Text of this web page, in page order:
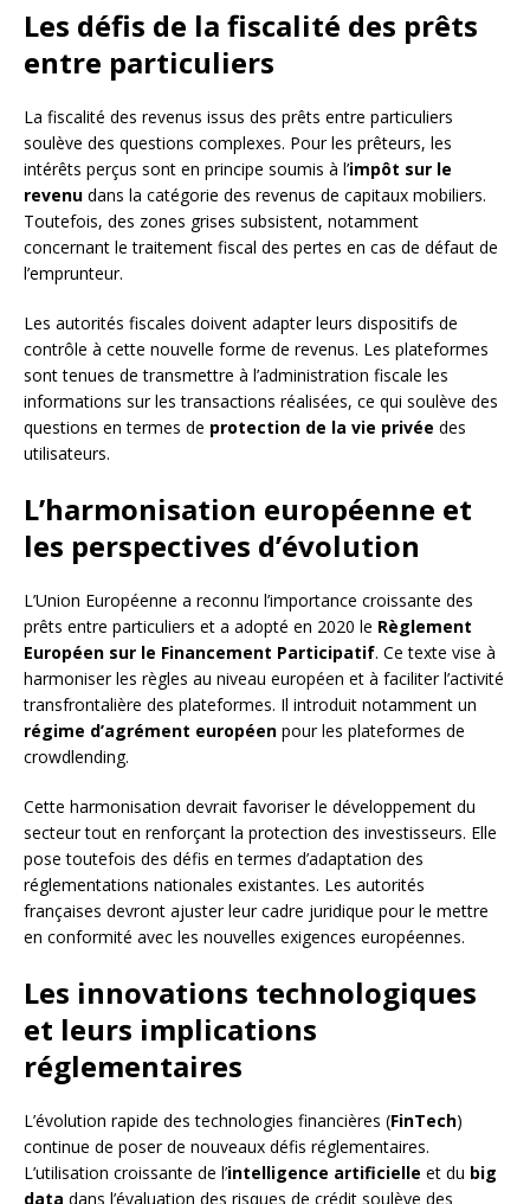
Les défis de la fiscalité des prêts
entre particuliers
La fiscalité des revenus issus des prêts entre particuliers
soulève des questions complexes. Pour les prêteurs, les
intérêts perçus sont en principe soumis à l’impôt sur le
revenu dans la catégorie des revenus de capitaux mobiliers.
Toutefois, des zones grises subsistent, notamment
concernant le traitement fiscal des pertes en cas de défaut de
l’emprunteur.
Les autorités fiscales doivent adapter leurs dispositifs de
contrôle à cette nouvelle forme de revenus. Les plateformes
sont tenues de transmettre à l’administration fiscale les
informations sur les transactions réalisées, ce qui soulève des
questions en termes de protection de la vie privée des
utilisateurs.
L’harmonisation européenne et
les perspectives d’évolution
L’Union Européenne a reconnu l’importance croissante des
prêts entre particuliers et a adopté en 2020 le Règlement
Européen sur le Financement Participatif. Ce texte vise à
harmoniser les règles au niveau européen et à faciliter l’activité
transfrontalière des plateformes. Il introduit notamment un
régime d’agrément européen pour les plateformes de
crowdlending.
Cette harmonisation devrait favoriser le développement du
secteur tout en renforçant la protection des investisseurs. Elle
pose toutefois des défis en termes d’adaptation des
réglementations nationales existantes. Les autorités
françaises devront ajuster leur cadre juridique pour le mettre
en conformité avec les nouvelles exigences européennes.
Les innovations technologiques
et leurs implications
réglementaires
L’évolution rapide des technologies financières (FinTech)
continue de poser de nouveaux défis réglementaires.
L’utilisation croissante de l’intelligence artificielle et du big
data dans l’évaluation des risques de crédit soulève des